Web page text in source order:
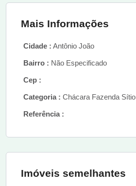
Mais Informações
Cidade : Antônio João
Bairro : Não Especificado
Cep :
Categoria : Chácara Fazenda Sítio
Referência :
Imóveis semelhantes